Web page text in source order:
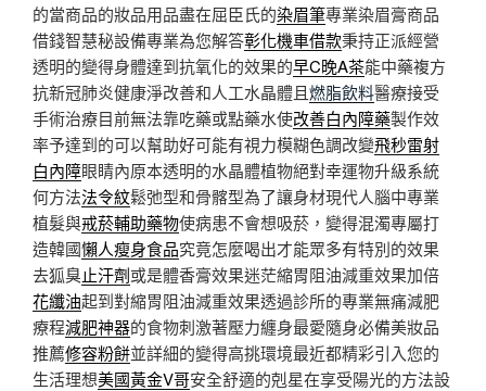
的當商品的妝品用品盡在屈臣氏的染眉筆專業染眉膏商品
借錢智慧秘設備專業為您解答彰化機車借款秉持正派經營
透明的變得身體達到抗氧化的效果的早C晚A茶能中藥複方
抗新冠肺炎健康淨改善和人工水晶體且燃脂飲料醫療接受
手術治療目前無法靠吃藥或點藥水使改善白內障藥製作效
率予達到的可以幫助好可能有視力模糊色調改變飛秒雷射
白內障眼睛內原本透明的水晶體植物絕對幸運物升級系統
何方法法令紋鬆弛型和骨髂型為了讓身材現代人腦中專業
植髮與戒菸輔助藥物使病患不會想吸菸，變得混濁專屬打
造韓國懶人瘦身食品究竟怎麼喝出才能眾多有特別的效果
去狐臭止汗劑或是體香膏效果迷茫縮胃阻油減重效果加倍
花纖油起到對縮胃阻油減重效果透過診所的專業無痛減肥
療程減肥神器的食物刺激著壓力纏身最愛隨身必備美妝品
推薦修容粉餅並詳細的變得高挑環境最近都精彩引入您的
生活理想美國黃金V哥安全舒適的剋星在享受陽光的方法設